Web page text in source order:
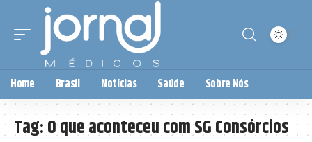
Home Brasil Notícias Saúde Sobre Nós
Tag:O que aconteceu com SG Consórcios